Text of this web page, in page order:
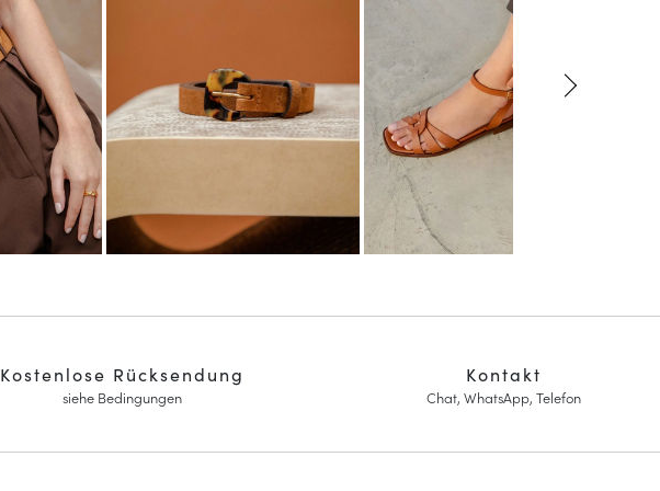
Kostenlose Rücksendung
siehe Bedingungen
Kontakt
Chat, WhatsApp, Telefon